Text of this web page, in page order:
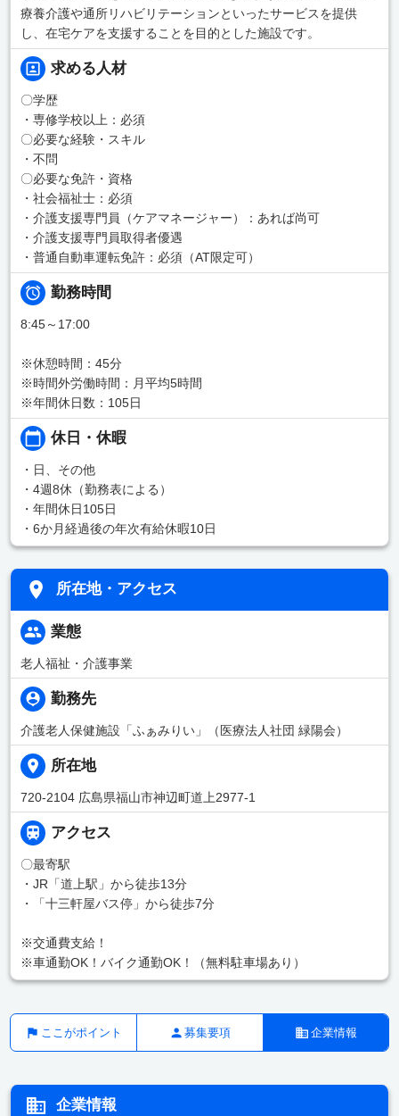
療養介護や通所リハビリテーションといったサービスを提供
し、在宅ケアを支援することを目的とした施設です。
求める人材
〇学歴
・専修学校以上：必須
〇必要な経験・スキル
・不問
〇必要な免許・資格
・社会福祉士：必須
・介護支援専門員（ケアマネージャー）：あれば尚可
・介護支援専門員取得者優遇
・普通自動車運転免許：必須（AT限定可）
勤務時間
8:45～17:00
※休憩時間：45分
※時間外労働時間：月平均5時間
※年間休日数：105日
休日・休暇
・日、その他
・4週8休（勤務表による）
・年間休日105日
・6か月経過後の年次有給休暇10日
所在地・アクセス
業態
老人福祉・介護事業
勤務先
介護老人保健施設「ふぁみりい」（医療法人社団 緑陽会）
所在地
720-2104 広島県福山市神辺町道上2977-1
アクセス
〇最寄駅
・JR「道上駅」から徒歩13分
・「十三軒屋バス停」から徒歩7分
※交通費支給！
※車通勤OK！バイク通勤OK！（無料駐車場あり）
ここがポイント 募集要項 企業情報
企業情報